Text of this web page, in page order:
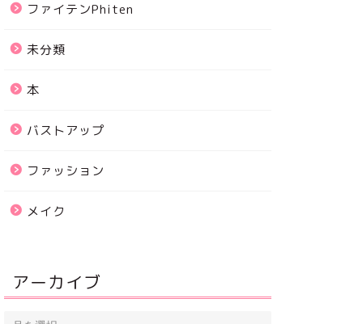
ファイテンPhiten
未分類
本
バストアップ
ファッション
メイク
アーカイブ